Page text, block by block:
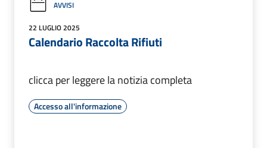
AVVISI
22 LUGLIO 2025
Calendario Raccolta Rifiuti
clicca per leggere la notizia completa
Accesso all'informazione